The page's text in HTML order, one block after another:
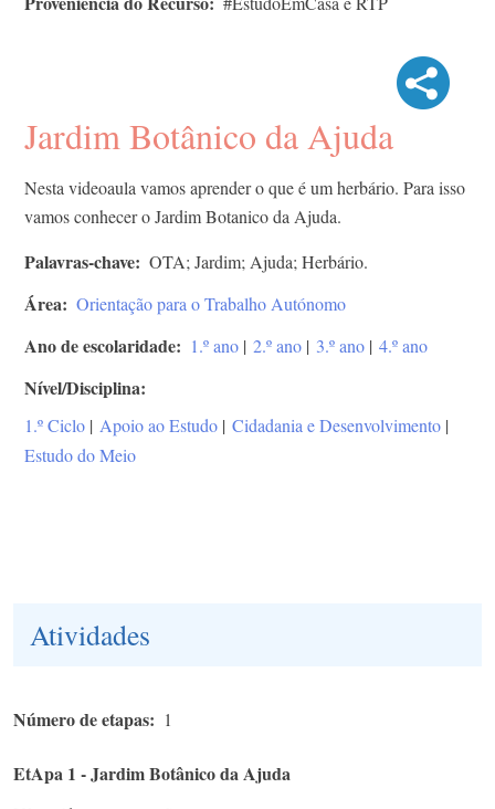
Jardim Botânico da Ajuda
Nesta videoaula vamos aprender o que é um herbário. Para isso
vamos conhecer o Jardim Botanico da Ajuda.
Palavras-chave OTA; Jardim; Ajuda; Herbário.
Área Orientação para o Trabalho Autónomo
Ano de escolaridade 1.º ano | 2.º ano | 3.º ano | 4.º ano
Nível/Disciplina
1.º Ciclo | Apoio ao Estudo | Cidadania e Desenvolvimento |
Estudo do Meio
Atividades
Número de etapas 1
EtApa 1 - Jardim Botânico da Ajuda